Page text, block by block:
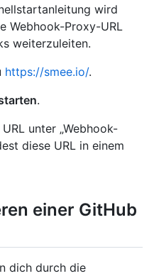
wird
Webhook-Proxy-URL
weiterzuleiten.
https://smee.io/.
.
unter „Webhook-
diese URL in einem
einer GitHub
dich durch die